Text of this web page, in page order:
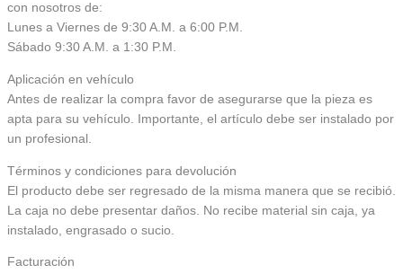
con nosotros de:
Lunes a Viernes de 9:30 A.M. a 6:00 P.M.
Sábado 9:30 A.M. a 1:30 P.M.
Aplicación en vehículo
Antes de realizar la compra favor de asegurarse que la pieza es
apta para su vehículo. Importante, el artículo debe ser instalado por
un profesional.
Términos y condiciones para devolución
El producto debe ser regresado de la misma manera que se recibió.
La caja no debe presentar daños. No recibe material sin caja, ya
instalado, engrasado o sucio.
Facturación